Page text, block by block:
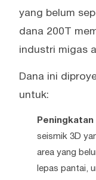
yang belum
dana 200T
industri migas
Dana ini
untuk:
seismik 3D
area yang
lepas pantai,